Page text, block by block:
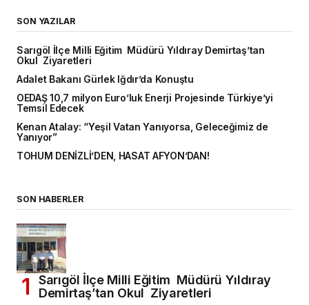
SON YAZILAR
Sarıgöl İlçe Milli Eğitim Müdürü Yıldıray Demirtaş’tan
Okul Ziyaretleri
Adalet Bakanı Gürlek Iğdır’da Konuştu
OEDAŞ 10,7 milyon Euro’luk Enerji Projesinde Türkiye’yi
Temsil Edecek
Kenan Atalay: “Yeşil Vatan Yanıyorsa, Geleceğimiz de
Yanıyor”
TOHUM DENİZLİ’DEN, HASAT AFYON’DAN!
SON HABERLER
Sarıgöl İlçe Milli Eğitim Müdürü Yıldıray
Demirtaş’tan Okul Ziyaretleri